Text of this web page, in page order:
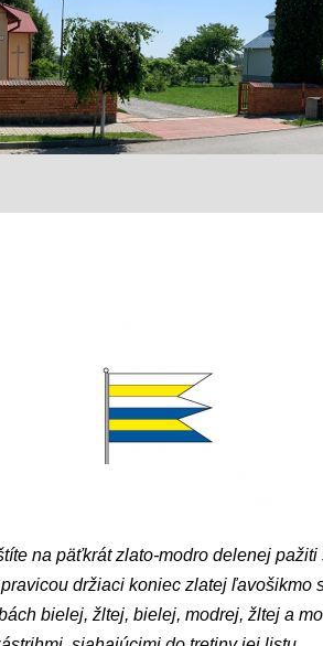
na päťkrát zlato-modro delenej
držiaci koniec zlatej ľavošikmo
bielej, žltej, bielej, modrej, žltej a